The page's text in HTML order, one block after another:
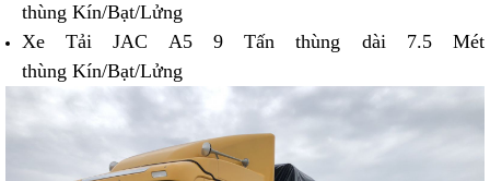
thùng Kín/Bạt/Lửng
Xe Tải JAC A5 9 Tấn thùng dài 7.5 Mét
thùng Kín/Bạt/Lửng